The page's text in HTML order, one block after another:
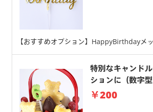
【おすすめオプション】HappyBirthdayメ
特別なキャンド
ションに（数字
ル）
￥200